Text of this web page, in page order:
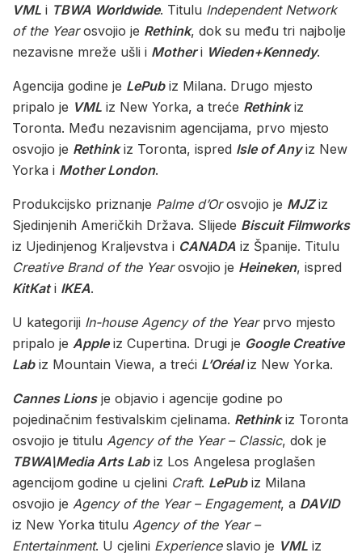
VML i TBWA Worldwide. Titulu Independent Network
of the Yearosvojio je Rethink, dok su među tri najbolje
nezavisne mreže ušli i Motheri Wieden+Kennedy.
Agencija godine je LePubiz Milana. Drugo mjesto
pripalo je VML iz New Yorka, a treće Rethinkiz
Toronta. Među nezavisnim agencijama, prvo mjesto
osvojio je Rethinkiz Toronta, ispred Isle of Anyiz New
Yorka i Mother London.
Produkcijsko priznanje Palme d’Orosvojio je MJZiz
Sjedinjenih Američkih Država. Slijede Biscuit Filmworks
iz Ujedinjenog Kraljevstva i CANADA iz Španije. Titulu
Creative Brand of the Yearosvojio je Heineken, ispred
KitKati IKEA.
U kategoriji In-house Agency of the Yearprvo mjesto
pripalo je Appleiz Cupertina. Drugi je Google Creative
Labiz Mountain Viewa, a treći L’Oréaliz New Yorka.
Cannes Lionsje objavio i agencije godine po
pojedinačnim festivalskim cjelinama. Rethinkiz Toronta
osvojio je titulu Agency of the Year – Classic, dok je
TBWA\Media Arts Labiz Los Angelesa proglašen
agencijom godine u cjelini Craft. LePubiz Milana
osvojio je Agency of the Year – Engagement, a DAVID
iz New Yorka titulu Agency of the Year –
Entertainment. U cjelini Experienceslavio je VML iz